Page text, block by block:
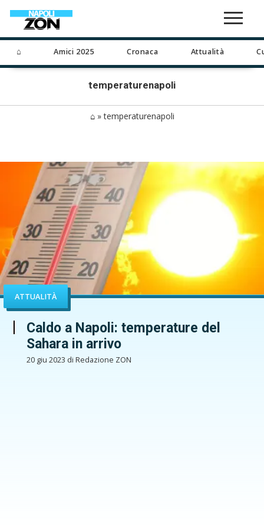
⌂ Amici 2025 Cronaca Attualità
temperaturenapoli
⌂»temperaturenapoli
ATTUALITÀ
Caldo a Napoli: temperature del
Sahara in arrivo
20 giu 2023 di Redazione ZON